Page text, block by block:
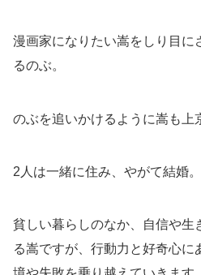
漫画家になりたい嵩をしり目に
るのぶ。
のぶを追いかけるように嵩も上
2人は一緒に住み、やがて結婚。
貧しい暮らしのなか、自信や生
る嵩ですが、行動力と好奇心に